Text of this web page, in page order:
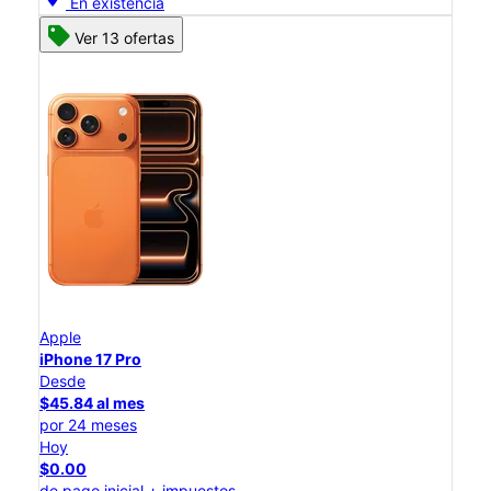
Ver 13 ofertas
Apple
iPhone 17 Pro
Desde
$45.84 al mes
por 24 meses
Hoy
$0.00